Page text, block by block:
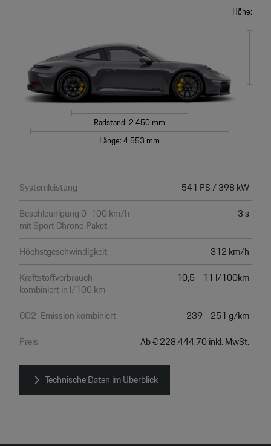
Radstand: 2.450 mm
Länge: 4.553 mm
Höhe:
Systemleistung
541 PS / 398 kW
Beschleunigung 0-100 km/h
mit Sport Chrono Paket
3 s
Höchstgeschwindigkeit
312 km/h
Kraftstoffverbrauch
kombiniert in l/100 km
10,5 - 11 l/100km
CO2-Emission kombiniert
239 - 251 g/km
Preis
Ab € 228.444,70 inkl. MwSt.
Technische Daten im Überblick